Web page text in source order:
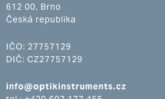
612 00, Brno
Česká republika
IČO: 27757129
DIČ: CZ27757129
info@optikinstruments.cz